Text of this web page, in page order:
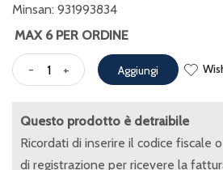
Minsan: 931993834
MAX 6 PER ORDINE
- + Aggiungi
Questo prodotto è detraibile
Ricordati di inserire il codice fiscale
di registrazione per ricevere la